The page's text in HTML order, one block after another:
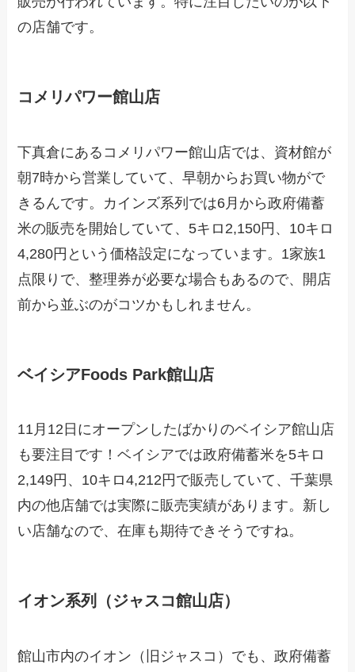
の店舗です。
コメリパワー館山店
下真倉にあるコメリパワー館山店では、資材館が
朝7時から営業していて、早朝からお買い物がで
きるんです。カインズ系列では6月から政府備蓄
米の販売を開始していて、5キロ2,150円、10キロ
4,280円という価格設定になっています。1家族1
点限りで、整理券が必要な場合もあるので、開店
前から並ぶのがコツかもしれません。
ベイシアFoods Park館山店
11月12日にオープンしたばかりのベイシア館山店
も要注目です！ベイシアでは政府備蓄米を5キロ
2,149円、10キロ4,212円で販売していて、千葉県
内の他店舗では実際に販売実績があります。新し
い店舗なので、在庫も期待できそうですね。
イオン系列（ジャスコ館山店）
館山市内のイオン（旧ジャスコ）でも、政府備蓄